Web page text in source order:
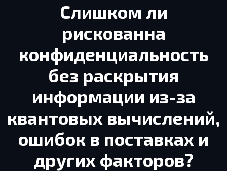
Слишком ли
рискованна
конфиденциальность
без раскрытия
информации из-за
квантовых вычислений,
ошибок в поставках и
других факторов?